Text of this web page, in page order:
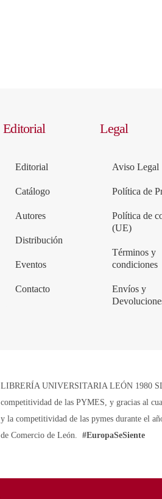
Editorial
Editorial
Catálogo
Autores
Distribución
Eventos
Contacto
Legal
Aviso Legal
Política de
Política de
(UE)
Términos y
condiciones
Envíos y
LIBRERÍA UNIVERSITARIA LEÓN 1980
competitividad de las PYMES, y gracias al
y la competitividad de las pymes durante el
de Comercio de León.#EuropaSeSiente